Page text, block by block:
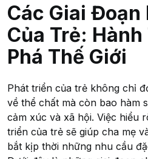
Các Giai Đoạn
Của Trẻ:
Phá Thế Giới
Phát triển của trẻ không chỉ
về thể chất mà còn bao hàm
cảm xúc và xã hội. Việc hiểu
triển của trẻ sẽ giúp cha mẹ
bắt kịp thời những nhu cầu